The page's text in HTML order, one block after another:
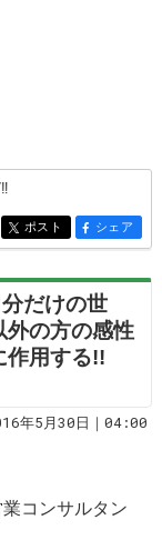
entry5047
ポスト entry5047
シェア
だけの世
外の方の感性
作用する!!
年5月30日｜04:00
コンサルタン